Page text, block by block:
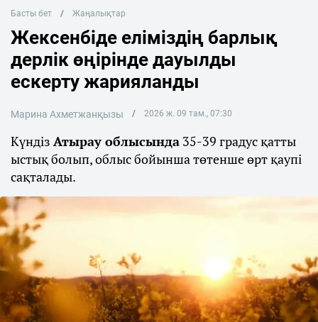
Басты бет Жаңалықтар
Жексенбіде еліміздің барлық
дерлік өңірінде дауылды
ескерту жарияланды
Марина Ахметжанқызы 2026 ж. 09 там., 07:30
Күндіз Атырау облысында 35-39 градус қатты
ыстық болып, облыс бойынша төтенше өрт қаупі
сақталады.